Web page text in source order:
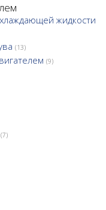
жидкости
(13)
(9)
(7)